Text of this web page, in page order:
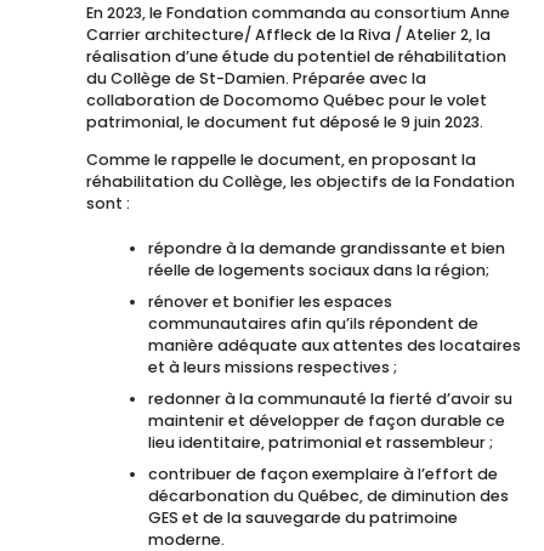
En 2023, le Fondation commanda au consortium Anne
Carrier architecture/ Affleck de la Riva / Atelier 2, la
réalisation d’une étude du potentiel de réhabilitation
du Collège de St-Damien. Préparée avec la
collaboration de Docomomo Québec pour le volet
patrimonial, le document fut déposé le 9 juin 2023.
Comme le rappelle le document, en proposant la
réhabilitation du Collège, les objectifs de la Fondation
sont :
répondre à la demande grandissante et bien
réelle de logements sociaux dans la région;
rénover et bonifier les espaces
communautaires afin qu’ils répondent de
manière adéquate aux attentes des locataires
et à leurs missions respectives ;
redonner à la communauté la fierté d’avoir su
maintenir et développer de façon durable ce
lieu identitaire, patrimonial et rassembleur ;
contribuer de façon exemplaire à l’effort de
décarbonation du Québec, de diminution des
GES et de la sauvegarde du patrimoine
moderne.